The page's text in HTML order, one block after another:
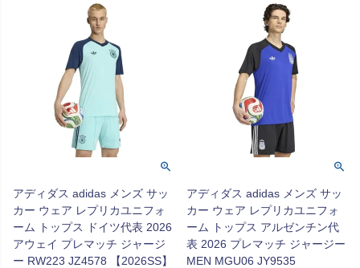
アディダス adidas メンズ サッ
カー ウェア レプリカユニフォ
ーム トップス ドイツ代表 2026
アウェイ プレマッチ ジャージ
ー RW223 JZ4578 【2026SS】
アディダス adidas メンズ サッ
カー ウェア レプリカユニフォ
ーム トップス アルゼンチン代
表 2026 プレマッチ ジャージー
MEN MGU06 JY9535